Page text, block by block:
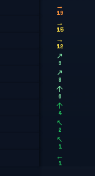
→
19
→
15
→
12
↗
9
↗
8
↑
6
↑
4
↖
2
↖
1
←
1